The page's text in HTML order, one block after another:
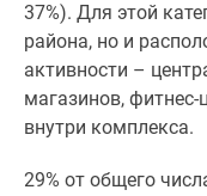
Подмосковья
Студии
комнатные
комнатные
37%). Для этой
района, но и
активности –
магазинов,
внутри комплекса.
29% от общего